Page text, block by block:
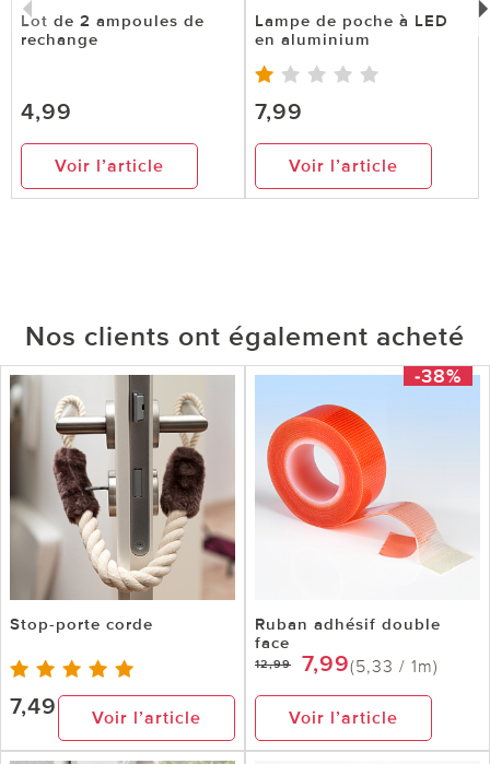
Lot de 2 ampoules de
rechange
4,99
Voir l’article
Lampe de poche à LED
en aluminium
7,99
Voir l’article
Nos clients ont également acheté
Stop-porte corde
7,49 Voir l’article
-38%
Ruban adhésif double
face
12,99 7,99(5,33 / 1m)
Voir l’article